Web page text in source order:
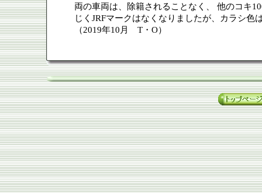
両の車両は、除籍されることなく、 他のコキ
じくJRFマークはなくなりましたが、カラシ色
（2019年10月 T・O）